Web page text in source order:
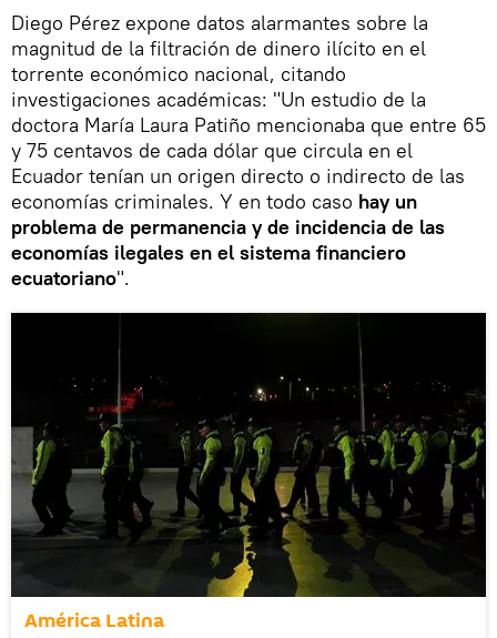
Diego Pérez expone datos alarmantes sobre la
magnitud de la filtración de dinero ilícito en el
torrente económico nacional, citando
investigaciones académicas: "Un estudio de la
doctora María Laura Patiño mencionaba que entre 65
y 75 centavos de cada dólar que circula en el
Ecuador tenían un origen directo o indirecto de las
economías criminales. Y en todo caso hay un
problema de permanencia y de incidencia de las
economías ilegales en el sistema financiero
ecuatoriano".
América Latina